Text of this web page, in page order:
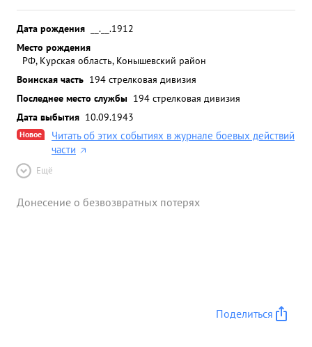
Дата рождения
__.__.1912
Место рождения
РФ, Курская область, Конышевский район
Воинская часть 194 стрелковая дивизия
Последнее место службы 194 стрелковая дивизия
Дата выбытия 10.09.1943
Новое
Читать об этих событиях в журнале боевых действий
части
Ещё
Донесение о безвозвратных потерях
Поделиться